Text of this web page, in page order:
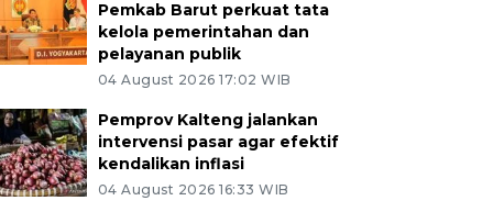
Pemkab Barut perkuat tata
kelola pemerintahan dan
pelayanan publik
04 August 2026 17:02 WIB
Pemprov Kalteng jalankan
intervensi pasar agar efektif
kendalikan inflasi
04 August 2026 16:33 WIB